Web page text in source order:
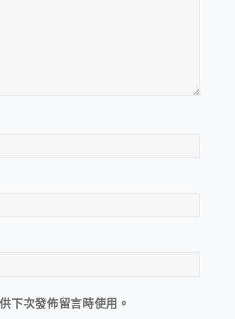
下次發佈留言時使用。